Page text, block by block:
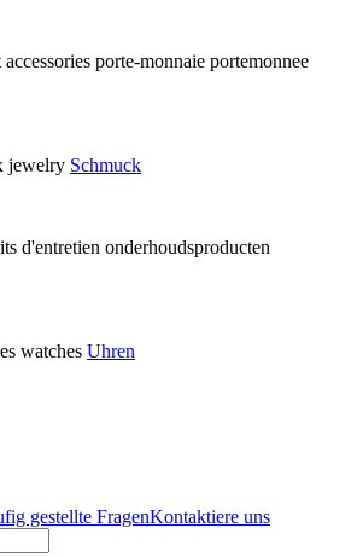
Schmuck
Uhren
gestellte FragenKontaktiere uns